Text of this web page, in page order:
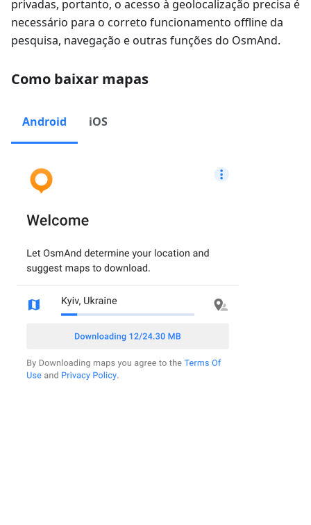
privadas, portanto, o acesso à geolocalização precisa é
necessário para o correto funcionamento offline da
pesquisa, navegação e outras funções do OsmAnd.
Como baixar mapas
Android iOS